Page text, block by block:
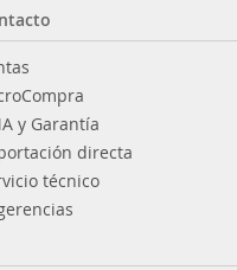
y Garantía
directa
técnico